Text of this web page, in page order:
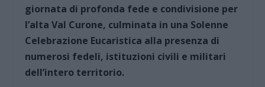
giornata di profonda fede e condivisione per
l’alta Val Curone, culminata in una Solenne
Celebrazione Eucaristica alla presenza di
numerosi fedeli, istituzioni civili e militari
dell’intero territorio.